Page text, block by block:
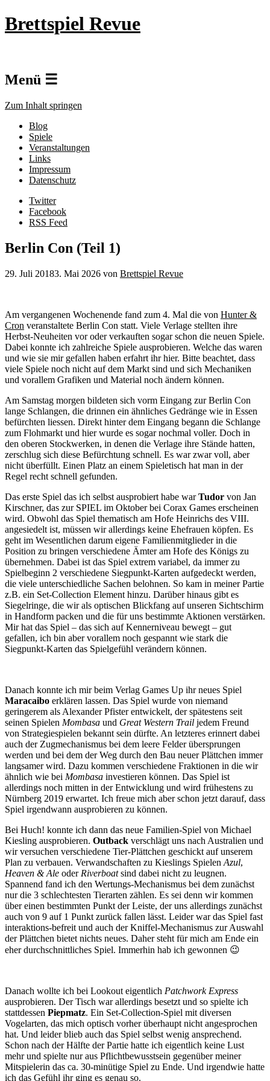
Brettspiel Revue
Menü ☰
Zum Inhalt springen
Blog
Spiele
Veranstaltungen
Links
Impressum
Datenschutz
Twitter
Facebook
RSS Feed
Berlin Con (Teil 1)
29. Juli 20183. Mai 2026 von Brettspiel Revue
Am vergangenen Wochenende fand zum 4. Mal die von Hunter &
Cron veranstaltete Berlin Con statt. Viele Verlage stellten ihre
Herbst-Neuheiten vor oder verkauften sogar schon die neuen Spiele.
Dabei konnte ich zahlreiche Spiele ausprobieren. Welche das waren
und wie sie mir gefallen haben erfahrt ihr hier. Bitte beachtet, dass
viele Spiele noch nicht auf dem Markt sind und sich Mechaniken
und vorallem Grafiken und Material noch ändern können.
Am Samstag morgen bildeten sich vorm Eingang zur Berlin Con
lange Schlangen, die drinnen ein ähnliches Gedränge wie in Essen
befürchten liessen. Direkt hinter dem Eingang begann die Schlange
zum Flohmarkt und hier wurde es sogar nochmal voller. Doch in
den oberen Stockwerken, in denen die Verlage ihre Stände hatten,
zerschlug sich diese Befürchtung schnell. Es war zwar voll, aber
nicht überfüllt. Einen Platz an einem Spieletisch hat man in der
Regel recht schnell gefunden.
Das erste Spiel das ich selbst ausprobiert habe warTudor von Jan
Kirschner, das zur SPIEL im Oktober bei Corax Games erscheinen
wird. Obwohl das Spiel thematisch am Hofe Heinrichs des VIII.
angesiedelt ist, müssen wir allerdings keine Ehefrauen köpfen. Es
geht im Wesentlichen darum eigene Familienmitglieder in die
Position zu bringen verschiedene Ämter am Hofe des Königs zu
übernehmen. Dabei ist das Spiel extrem variabel, da immer zu
Spielbeginn 2 verschiedene Siegpunkt-Karten aufgedeckt werden,
die viele unterschiedliche Sachen belohnen. So kam in meiner Partie
z.B. ein Set-Collection Element hinzu. Darüber hinaus gibt es
Siegelringe, die wir als optischen Blickfang auf unseren Sichtschirm
in Handform packen und die für uns bestimmte Aktionen verstärken.
Mir hat das Spiel – das sich auf Kennerniveau bewegt – gut
gefallen, ich bin aber vorallem noch gespannt wie stark die
Siegpunkt-Karten das Spielgefühl verändern können.
Danach konnte ich mir beim Verlag Games Up ihr neues Spiel
Maracaibo erklären lassen. Das Spiel wurde von niemand
geringerem als Alexander Pfister entwickelt, der spätestens seit
seinen Spielen Mombasa und Great Western Trail jedem Freund
von Strategiespielen bekannt sein dürfte. An letzteres erinnert dabei
auch der Zugmechanismus bei dem leere Felder übersprungen
werden und bei dem der Weg durch den Bau neuer Plättchen immer
langsamer wird. Dazu kommen verschiedene Fraktionen in die wir
ähnlich wie bei Mombasa investieren können. Das Spiel ist
allerdings noch mitten in der Entwicklung und wird frühestens zu
Nürnberg 2019 erwartet. Ich freue mich aber schon jetzt darauf, dass
Spiel irgendwann ausprobieren zu können.
Bei Huch! konnte ich dann das neue Familien-Spiel von Michael
Kiesling ausprobieren. Outback verschlägt uns nach Australien und
wir versuchen verschiedene Tier-Plättchen geschickt auf unserem
Plan zu verbauen. Verwandschaften zu Kieslings Spielen Azul,
Heaven & Ale oder Riverboatsind dabei nicht zu leugnen.
Spannend fand ich den Wertungs-Mechanismus bei dem zunächst
nur die 3 schlechtesten Tierarten zählen. Es sei denn wir kommen
über einen bestimmten Punkt der Leiste, der uns allerdings zunächst
auch von 9 auf 1 Punkt zurück fallen lässt. Leider war das Spiel fast
interaktions-befreit und auch der Kniffel-Mechanismus zur Auswahl
der Plättchen bietet nichts neues. Daher steht für mich am Ende ein
eher durchschnittliches Spiel. Immerhin hab ich gewonnen 😉
Danach wollte ich bei Lookout eigentlich Patchwork Express
ausprobieren. Der Tisch war allerdings besetzt und so spielte ich
stattdessen Piepmatz. Ein Set-Collection-Spiel mit diversen
Vogelarten, das mich optisch vorher überhaupt nicht angesprochen
hat. Und leider blieb auch das Spiel selbst wenig ansprechend.
Schon nach der Hälfte der Partie hatte ich eigentlich keine Lust
mehr und spielte nur aus Pflichtbewusstsein gegenüber meiner
Mitspielerin das ca. 30-minütige Spiel zu Ende. Und irgendwie hatte
ich das Gefühl ihr ging es genau so.